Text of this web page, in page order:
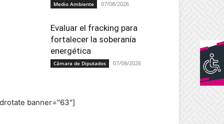
Medio Ambiente 07/08/2026
Evaluar el fracking para
fortalecer la soberanía
energética
Cámara de Diputados 07/08/2026
banner="63"]